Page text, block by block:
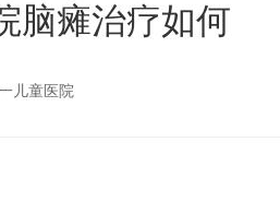
脑瘫治疗如何
儿童医院